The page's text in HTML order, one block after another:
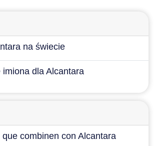
na świecie
imiona dla Alcantara
que combinen con Alcantara